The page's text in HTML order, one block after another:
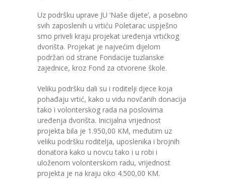
---- Osnovni elementi ugovora
---- Odluke o izboru i poništenju
---- Nabavka usluga iz anexa II dio B
Edukacije
-- Edukacije za roditelje
-- Edukacije zaposlenika
Za roditelje
Uz podršku uprave JU ‘Naše dijete’, a posebno
svih zaposlenih u vrtiću Poletarac uspješno
smo priveli kraju projekat uređenja vrtićkog
dvorišta. Projekat je najvećim dijelom
podržan od strane Fondacije tuzlanske
zajednice, kroz Fond za otvorene škole.
Veliku podršku dali su i roditelji djece koja
pohađaju vrtić, kako u vidu novčanih donacija
tako i volonterskog rada na poslovima
uređenja dvorišta. Inicijalna vrijednost
projekta bila je 1.950,00 KM, međutim uz
veliku podršku roditelja, uposlenika i brojnih
donatora kako u novcu tako i u robi i
uloženom volonterskom radu, vrijednost
projekta je na kraju oko 4.500,00 KM.